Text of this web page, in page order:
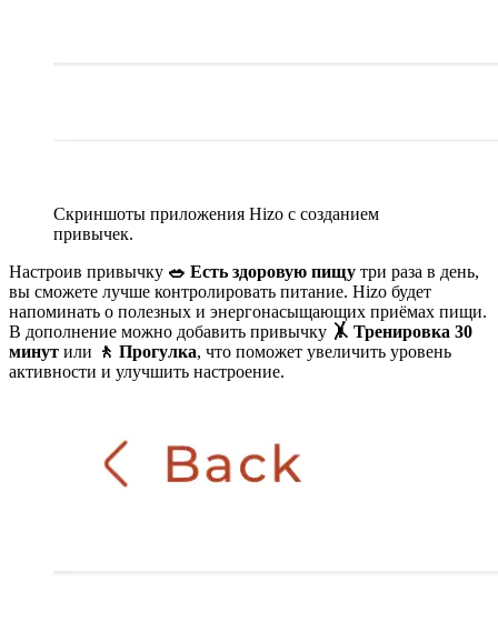
Скриншоты приложения Hizo с созданием
привычек.
Настроив привычку 🥗 Есть здоровую пищу три раза в день,
вы сможете лучше контролировать питание. Hizo будет
напоминать о полезных и энергонасыщающих приёмах пищи.
В дополнение можно добавить привычку 🤸 Тренировка 30
минут или 🚶 Прогулка, что поможет увеличить уровень
активности и улучшить настроение.